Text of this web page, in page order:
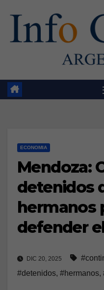
ECONOMIA
Mendoza:
detenidos
hermanos
defender
DIC 20, 2025
#detenidos, #hermanos,